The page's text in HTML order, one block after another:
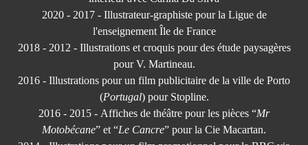
2020 - 2017 - Illustrateur-graphiste pour la Ligue de
l'enseignement Île de France
2018 - 2012 - Illustrations et croquis pour des étude paysagères
pour V. Martineau.
2016 - Illustrations pour un film publicitaire de la ville de Porto
(Portugal) pour Stopline.
2016 - 2015 - Affiches de théâtre pour les pièces “Mr
Motobécane” et “Le Cancre” pour la Cie Macartan.